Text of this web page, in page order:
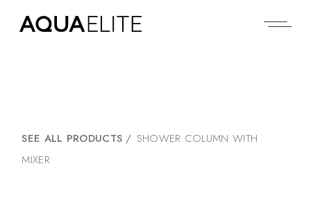
SEE ALL PRODUCTS / SHOWER COLUMN WITH
MIXER